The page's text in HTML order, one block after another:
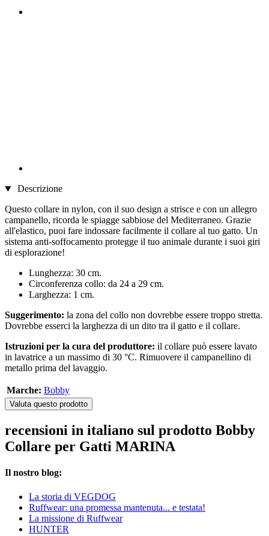
Descrizione
Questo collare in nylon, con il suo design a strisce e con un allegro
campanello, ricorda le spiagge sabbiose del Mediterraneo. Grazie
all'elastico, puoi fare indossare facilmente il collare al tuo gatto. Un
sistema anti-soffocamento protegge il tuo animale durante i suoi giri
di esplorazione!
Lunghezza: 30 cm.
Circonferenza collo: da 24 a 29 cm.
Larghezza: 1 cm.
Suggerimento: la zona del collo non dovrebbe essere troppo stretta.
Dovrebbe esserci la larghezza di un dito tra il gatto e il collare.
Istruzioni per la cura del produttore: il collare può essere lavato
in lavatrice a un massimo di 30 °C. Rimuovere il campanellino di
metallo prima del lavaggio.
Marche: Bobby
Valuta questo prodotto
recensioni in italiano sul prodotto Bobby
Collare per Gatti MARINA
Il nostro blog:
La storia di VEGDOG
Ruffwear: una promessa mantenuta... e testata!
La missione di Ruffwear
HUNTER